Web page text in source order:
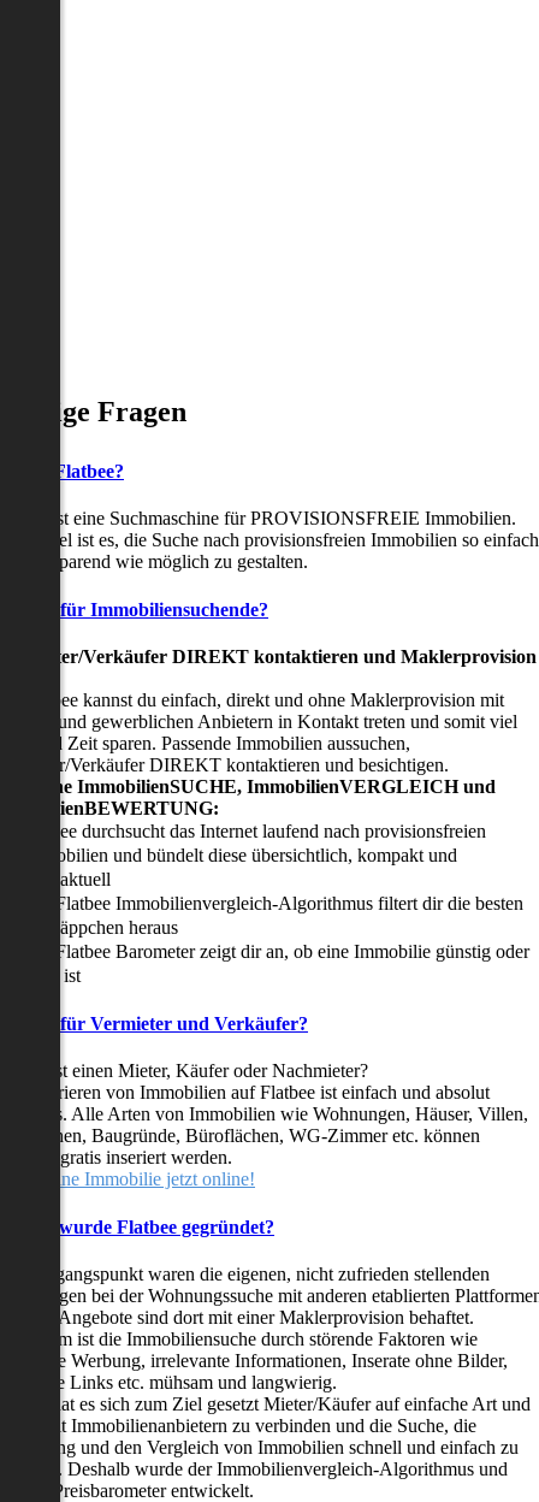
Fragen
ist Flatbee?
ist eine Suchmaschine für PROVISIONSFREIE Immobilien.
Ziel ist es, die Suche nach provisionsfreien Immobilien so einfach
zeitsparend wie möglich zu gestalten.
für Immobiliensuchende?
Verkäufer DIREKT kontaktieren und Maklerprovision
Flatbee kannst du einfach, direkt und ohne Maklerprovision mit
und gewerblichen Anbietern in Kontakt treten und somit viel
und Zeit sparen. Passende Immobilien aussuchen,
Verkäufer DIREKT kontaktieren und besichtigen.
in-one ImmobilienSUCHE, ImmobilienVERGLEICH und
Flatbee durchsucht das Internet laufend nach provisionsfreien
Immobilien und bündelt diese übersichtlich, kompakt und
tagesaktuell
Der Flatbee Immobilienvergleich-Algorithmus filtert dir die besten
Schnäppchen heraus
Der Flatbee Barometer zeigt dir an, ob eine Immobilie günstig oder
teuer ist
für Vermieter und Verkäufer?
suchst einen Mieter, Käufer oder Nachmieter?
Inserieren von Immobilien auf Flatbee ist einfach und absolut
Alle Arten von Immobilien wie Wohnungen, Häuser, Villen,
Baugründe, Büroflächen, WG-Zimmer etc. können
gratis inseriert werden.
deine Immobilie jetzt online!
wurde Flatbee gegründet?
Ausgangspunkt waren die eigenen, nicht zufrieden stellenden
bei der Wohnungssuche mit anderen etablierten
alle Angebote sind dort mit einer Maklerprovision behaftet.
ist die Immobiliensuche durch störende Faktoren wie
Werbung, irrelevante Informationen, Inserate ohne Bilder,
Links etc. mühsam und langwierig.
hat es sich zum Ziel gesetzt Mieter/Käufer auf einfache Art und
mit Immobilienanbietern zu verbinden und die Suche, die
und den Vergleich von Immobilien schnell und einfach zu
Deshalb wurde der Immobilienvergleich-Algorithmus und
Preisbarometer entwickelt.